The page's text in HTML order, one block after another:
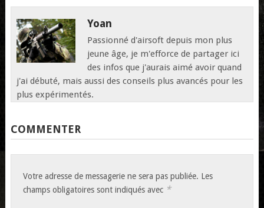
Yoan
Passionné d'airsoft depuis mon plus
jeune âge, je m'efforce de partager ici
des infos que j'aurais aimé avoir quand
j'ai débuté, mais aussi des conseils plus avancés pour les
plus expérimentés.
COMMENTER
Votre adresse de messagerie ne sera pas publiée. Les
champs obligatoires sont indiqués avec *